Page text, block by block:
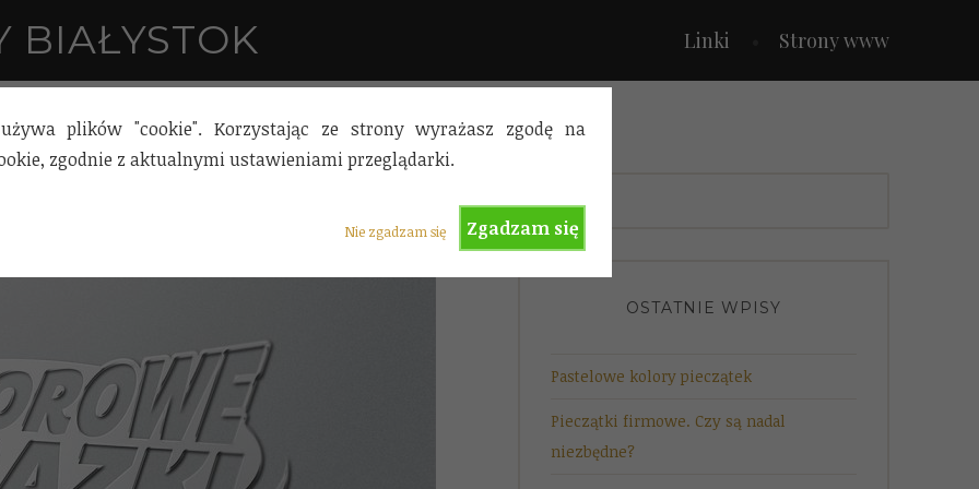
plików "cookie". Korzystając ze strony wyrażasz zgodę na
zgodnie z aktualnymi ustawieniami przeglądarki.
Zgadzam się
Nie zgadzam się
BIAŁYSTOK Linki Strony www
OSTATNIE WPISY
Pastelowe kolory pieczątek
Pieczątki firmowe. Czy są nadal
niezbędne?